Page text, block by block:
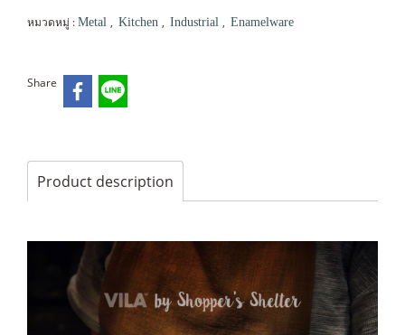
หมวดหมู่ : Metal , Kitchen , Industrial , Enamelware
Share
Product description